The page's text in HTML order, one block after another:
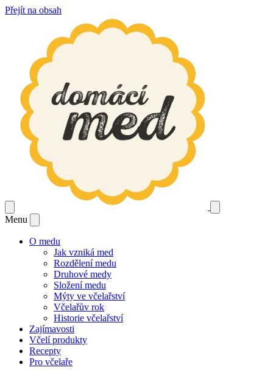
Přejít na obsah
Menu
O medu
Jak vzniká med
Rozdělení medu
Druhové medy
Složení medu
Mýty ve včelařství
Včelařův rok
Historie včelařství
Zajímavosti
Včelí produkty
Recepty
Pro včelaře